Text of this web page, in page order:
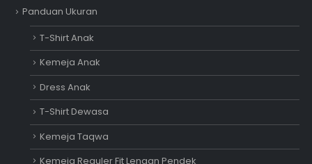
Panduan Ukuran
T-Shirt Anak
Kemeja Anak
Dress Anak
T-Shirt Dewasa
Kemeja Taqwa
Kemeja Reguler Fit Lengan Pendek